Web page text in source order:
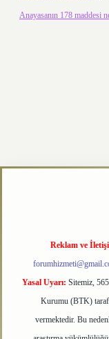
Anayasanın 178 maddesi
betexper.xyz
Reklam ve
Yasal Uyarı: Sitemiz,
Kurumu (BTK)
vermektedir. Bu